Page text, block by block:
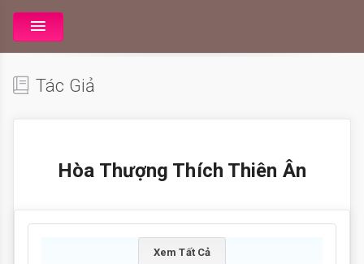
Tác Giả
Hòa Thượng Thích Thiên Ân
Xem Tất Cả